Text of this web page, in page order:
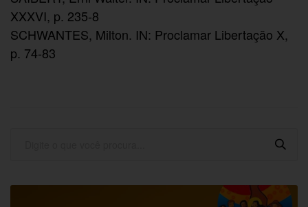
XXXVI, p. 235-8
SCHWANTES, Milton. IN: Proclamar Libertação X,
p. 74-83